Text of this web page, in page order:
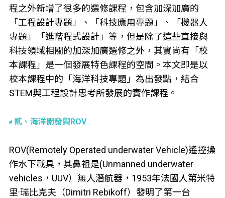
程之外新增了很多的選修課程，包含加深加廣的
「工程設計專題」、「科技應用專題」、「機器人
專題」「進階程式設計」等，但是除了這些直接與
科技領域相關的加深加廣選修之外，其實尚有「校
本課程」是一個發展特色課程的空間。本文即是以
校本課程中的「海洋科技專題」為出發點，結合
STEM與工程設計思考所發展的實作課程。
貳、海洋開發與ROV
ROV(Remotely Operated underwater Vehicle)遙控操
作水下載具，其鼻祖是(Unmanned underwater
vehicles，UUV）無人潛航器，1953年法國人第米特
里·瑞比克夫（Dimitri Rebikoff）發明了第一台